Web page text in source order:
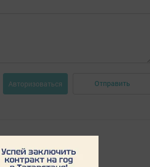
Авторизоваться Отправить